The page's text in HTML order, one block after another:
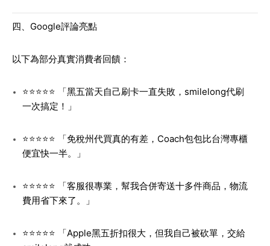
四、Google評論亮點
以下為部分真實消費者回饋：
⭐⭐⭐⭐⭐ 「黑五當天自己刷卡一直失敗，smilelong代刷
一次搞定！」
⭐⭐⭐⭐⭐ 「免稅州代買真的有差，Coach包包比台灣專櫃
便宜快一半。」
⭐⭐⭐⭐⭐ 「客服很專業，幫我合併寄送十多件商品，物流
費用省下來了。」
⭐⭐⭐⭐⭐ 「Apple黑五折扣很大，但我自己被砍單，交給